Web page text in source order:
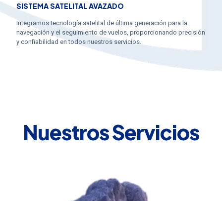
SISTEMA SATELITAL AVAZADO
Integramos tecnología satelital de última generación para la
navegación y el seguimiento de vuelos, proporcionando precisión
y confiabilidad en todos nuestros servicios.
Nuestros Servicios